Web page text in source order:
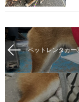
ペットレンタカ